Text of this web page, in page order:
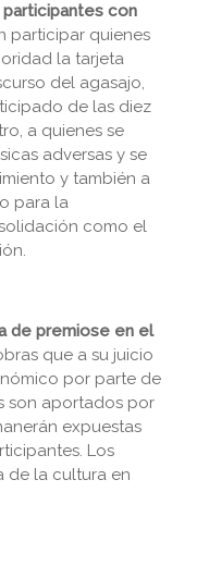
participantes con
participar quienes
la tarjeta
del agasajo,
de las diez
a quienes se
adversas y se
y también a
para la
como el
de premiose en el
que a su juicio
por parte de
son aportados por
expuestas
Los
de la cultura en